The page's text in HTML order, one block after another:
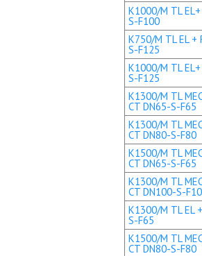
K1000/M TL
S-F100
K750/M TL EL +
S-F125
K1000/M TL
S-F125
K1300/M TL
CT DN65-S-F65
K1300/M TL
CT DN80-S-F80
K1500/M TL
CT DN65-S-F65
K1300/M TL
CT DN100-S-
K1300/M TL EL
S-F65
K1500/M TL
CT DN80-S-F80